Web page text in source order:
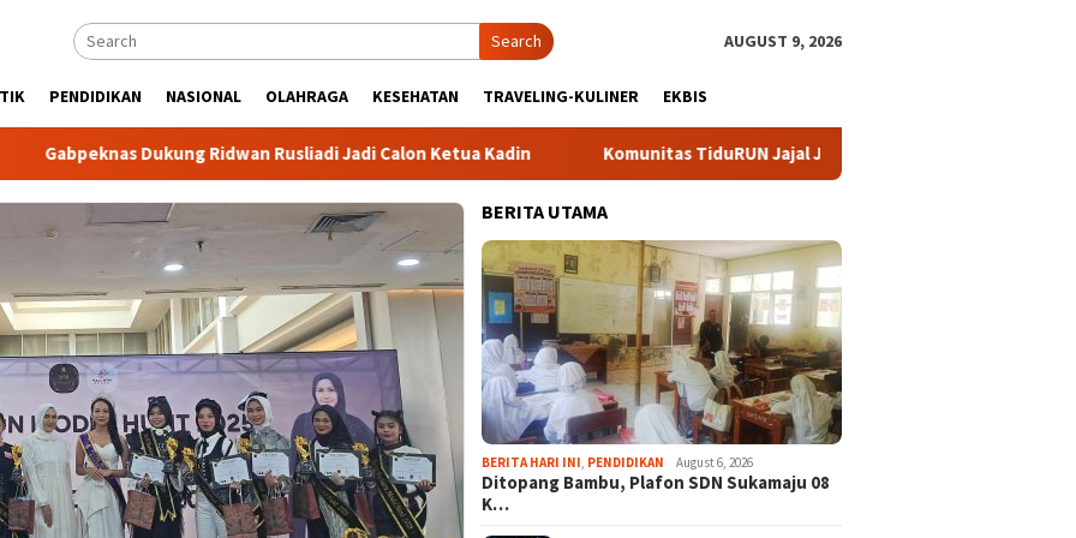
Search AUGUST 9, 2026
PENDIDIKAN NASIONAL OLAHRAGA KESEHATAN TRAVELING-KULINER EKBIS
Dukung Ridwan Rusliadi Jadi Calon Ketua Kadin Komunitas TiduRUN Jajal Jalur Baru Trekking dan Trail Run
BERITA UTAMA
BERITA HARI INI PENDIDIKAN August 6, 2026
Ditopang Bambu, Plafon SDN Sukamaju 08
K…